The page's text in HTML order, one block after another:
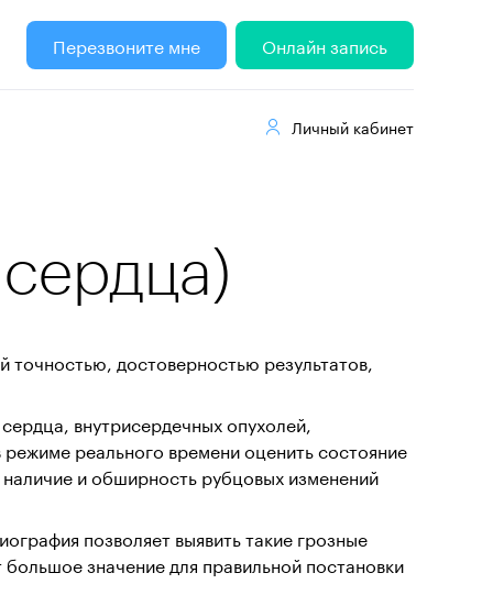
Перезвоните мне Онлайн запись
Личный кабинет
достоверностью результатов,
внутрисердечных опухолей,
реального времени оценить состояние
и обширность рубцовых изменений
позволяет выявить такие грозные
значение для правильной постановки